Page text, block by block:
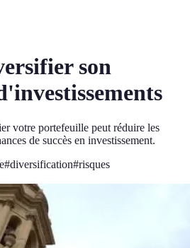
son
votre portefeuille peut réduire les
de succès en investissement.
#diversification#risques